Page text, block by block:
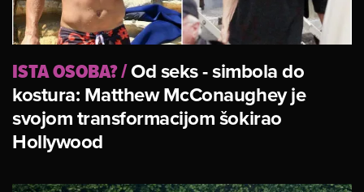
ISTA OSOBA?/Od seks - simbola do
kostura: Matthew McConaughey je
svojom transformacijom šokirao
Hollywood